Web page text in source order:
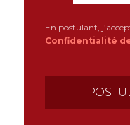
En postulant,
Confidentialité